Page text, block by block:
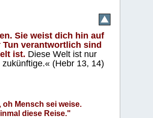
Sie weist dich hin auf
verantwortlich sind
ist. Diese Welt ist nur
(Hebr 13, 14)
Mensch sei weise.
diese Reise."